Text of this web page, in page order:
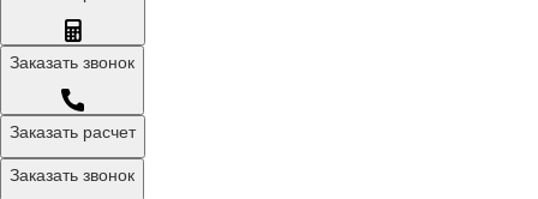
Заказать звонок
Заказать расчет
Заказать звонок